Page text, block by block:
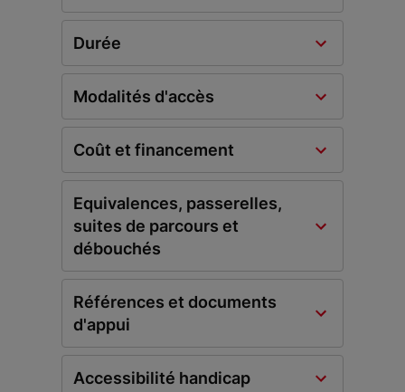
Durée
Modalités d'accès
Coût et financement
Equivalences, passerelles,
suites de parcours et
débouchés
Références et documents
d'appui
Accessibilité handicap